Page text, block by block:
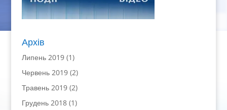
Архів
Липень 2019(1)
Червень 2019(2)
Травень 2019(2)
Грудень 2018(1)